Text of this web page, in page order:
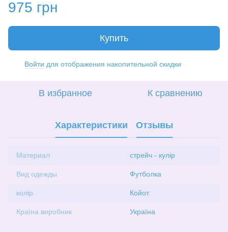
975 грн
Купить
Войти для отображения накопительной скидки
В избранное К сравнению
Характеристики Отзывы
Материал стрейч - кулір
Вид одежды Футболка
колір Койот
Країна виробник Україна